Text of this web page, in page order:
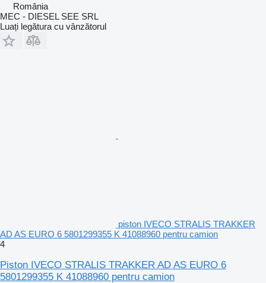
România
MEC - DIESEL SEE SRL
Luați legătura cu vânzătorul
piston IVECO STRALIS TRAKKER
AD AS EURO 6 5801299355 K 41088960 pentru camion
4
Piston IVECO STRALIS TRAKKER AD AS EURO 6
5801299355 K 41088960 pentru camion